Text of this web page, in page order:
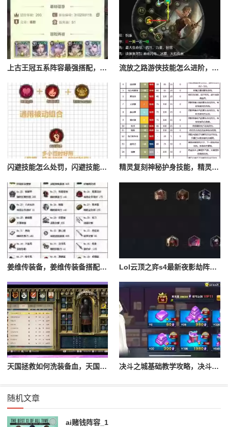
上古王冠五系阵容最强搭配，上古王冠五星排行 流放之路游侠技能怎么进阶，流放之路游侠技能怎么进阶的
闪避技能怎么处罚，闪避技能怎么处罚队友 精灵复刻神秘护身技能，精灵复刻攻略
姜维传装备，姜维传装备搭配一览表最新 Lol云顶之弈s4最新夜影劫阵容搭配，云顶之奕夜影劫阵容
天国拯救如何洗装备血，天国拯救怎么洗衣服 决斗之城基础教学攻略，决斗之城教学攻略2111
随机文章
ai赌钱阵容_1